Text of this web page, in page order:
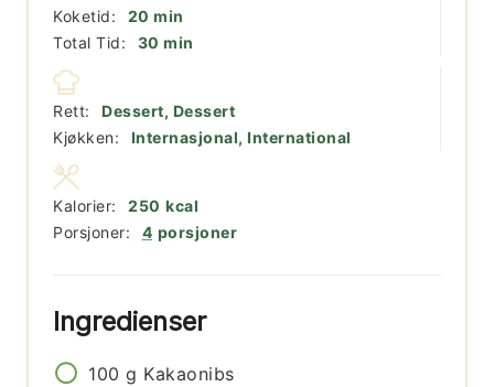
Koketid:
20 minutter
min
Total Tid:
30 minutter
min
Rett:
Dessert, Dessert
Kjøkken:
Internasjonal, International
Porsjoner: 4 porsjoner
Kalorier: 250 kcal
Ingredienser
100 g Kakaonibs